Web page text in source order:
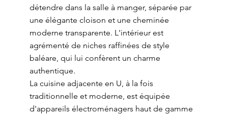
détendre dans la salle à manger, séparée par
une élégante cloison et une cheminée
moderne transparente. L'intérieur est
agrémenté de niches raffinées de style
baléare, qui lui confèrent un charme
authentique.
La cuisine adjacente en U, à la fois
traditionnelle et moderne, est équipée
d'appareils électroménagers haut de gamme